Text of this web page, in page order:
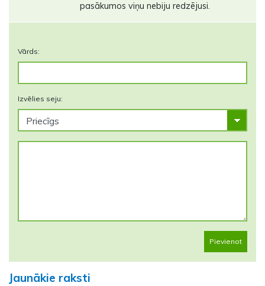
pasākumos viņu nebiju redzējusi.
Vārds:
Izvēlies seju:
Pievienot
Jaunākie raksti